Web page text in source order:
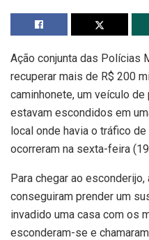
Ação conjunta das Polícias
recuperar mais de R$ 200
caminhonete, um veículo
estavam escondidos em
local onde havia o tráfico
ocorreram na sexta-feira
Para chegar ao
conseguiram prender um
invadido uma casa com os
esconderam-se e